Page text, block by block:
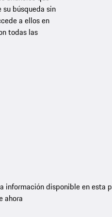
búsqueda sin
a ellos en
todas las
información disponible en esta
ahora